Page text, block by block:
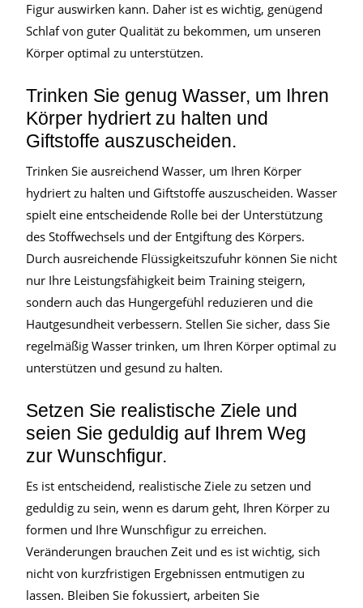
Figur auswirken kann. Daher ist es wichtig, genügend
Schlaf von guter Qualität zu bekommen, um unseren
Körper optimal zu unterstützen.
Trinken Sie genug Wasser, um Ihren
Körper hydriert zu halten und
Giftstoffe auszuscheiden.
Trinken Sie ausreichend Wasser, um Ihren Körper
hydriert zu halten und Giftstoffe auszuscheiden. Wasser
spielt eine entscheidende Rolle bei der Unterstützung
des Stoffwechsels und der Entgiftung des Körpers.
Durch ausreichende Flüssigkeitszufuhr können Sie nicht
nur Ihre Leistungsfähigkeit beim Training steigern,
sondern auch das Hungergefühl reduzieren und die
Hautgesundheit verbessern. Stellen Sie sicher, dass Sie
regelmäßig Wasser trinken, um Ihren Körper optimal zu
unterstützen und gesund zu halten.
Setzen Sie realistische Ziele und
seien Sie geduldig auf Ihrem Weg
zur Wunschfigur.
Es ist entscheidend, realistische Ziele zu setzen und
geduldig zu sein, wenn es darum geht, Ihren Körper zu
formen und Ihre Wunschfigur zu erreichen.
Veränderungen brauchen Zeit und es ist wichtig, sich
nicht von kurzfristigen Ergebnissen entmutigen zu
lassen. Bleiben Sie fokussiert, arbeiten Sie